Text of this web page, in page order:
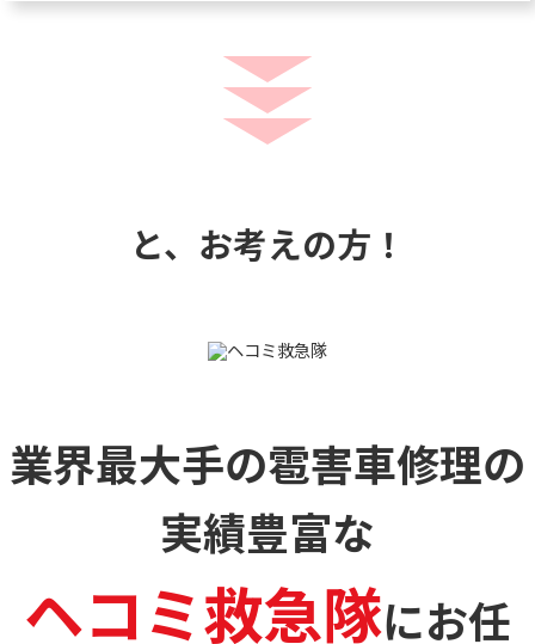
と、お考えの方！
業界最大手の雹害車修理の
実績豊富な
ヘコミ救急隊にお任